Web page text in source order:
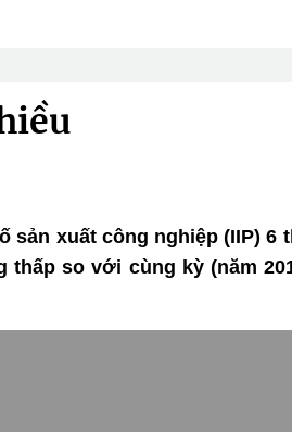
sản xuất công nghiệp (IIP) 6
thấp so với cùng kỳ (năm